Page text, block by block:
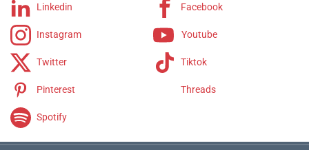
Linkedin Facebook
Instagram Youtube
Twitter Tiktok
Pinterest Threads
Spotify